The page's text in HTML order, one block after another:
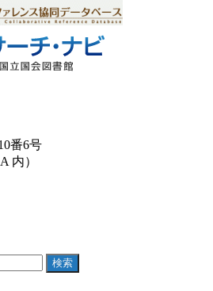
番6号
内）